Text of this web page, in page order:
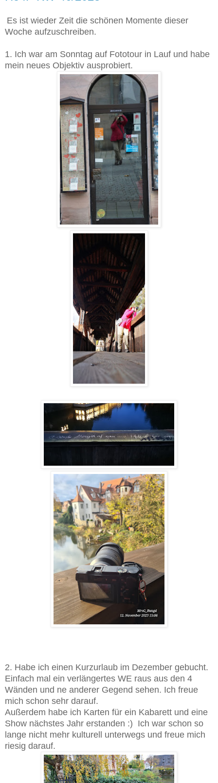
Es ist wieder Zeit die schönen Momente dieser
Woche aufzuschreiben.
1. Ich war am Sonntag auf Fototour in Lauf und habe
mein neues Objektiv ausprobiert.
2. Habe ich einen Kurzurlaub im Dezember gebucht.
Einfach mal ein verlängertes WE raus aus den 4
Wänden und ne anderer Gegend sehen. Ich freue
mich schon sehr darauf.
Außerdem habe ich Karten für ein Kabarett und eine
Show nächstes Jahr erstanden :) Ich war schon so
lange nicht mehr kulturell unterwegs und freue mich
riesig darauf.